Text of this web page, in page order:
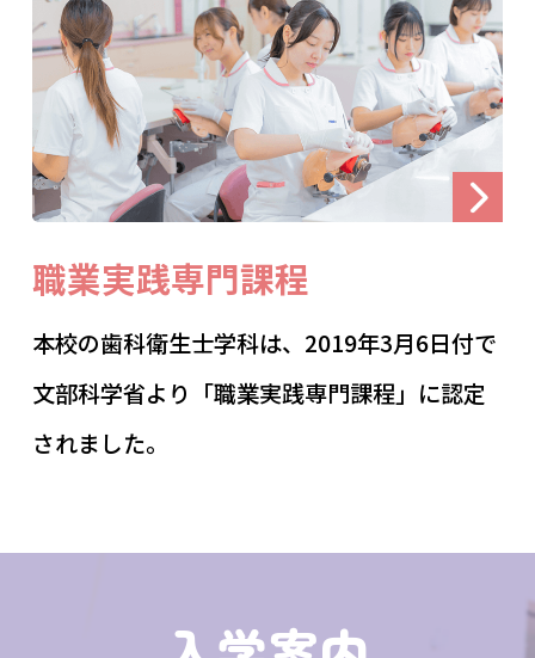
職業実践専門課程
本校の歯科衛生士学科は、2019年3月6日付で
文部科学省より「職業実践専門課程」に認定
されました。